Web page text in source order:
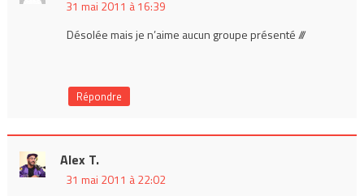
31 mai 2011 à 16:39
Désolée mais je n’aime aucun groupe présenté ///
Répondre
Alex T.
31 mai 2011 à 22:02